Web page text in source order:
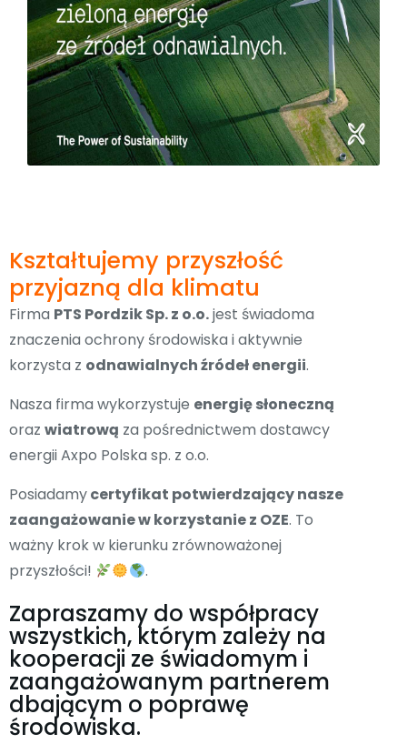
Kształtujemy przyszłość
przyjazną dla klimatu
Firma PTS Pordzik Sp. z o.o.jest świadoma
znaczenia ochrony środowiska i aktywnie
korzysta z odnawialnych źródeł energii.
Nasza firma wykorzystuje energię słoneczną
oraz wiatrową za pośrednictwem dostawcy
energii Axpo Polska sp. z o.o.
Posiadamycertyfikat potwierdzający nasze
zaangażowanie w korzystanie z OZE. To
ważny krok w kierunku zrównoważonej
przyszłości!
.
Zapraszamy do współpracy
wszystkich, którym zależy na
kooperacji ze świadomym i
zaangażowanym partnerem
dbającym o poprawę
środowiska.